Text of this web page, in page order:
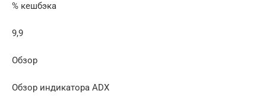
% кешбэка
9,9
Обзор
Обзор индикатора ADX